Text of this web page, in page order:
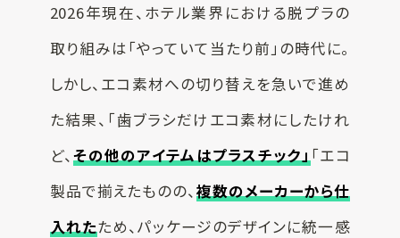
2026年現在、ホテル業界における脱プラの
取り組みは「やっていて当たり前」の時代に。
しかし、エコ素材への切り替えを急いで進め
た結果、「歯ブラシだけエコ素材にしたけれ
ど、その他のアイテムはプラスチック 」 「エコ
製品で揃えたものの、複数のメーカーから仕
入れたため、パッケージのデザインに統一感